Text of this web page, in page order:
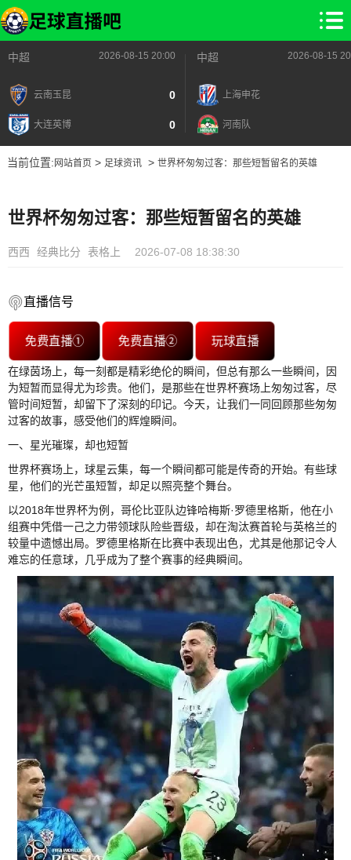
中超 2026-08-15 20:00
云南玉昆 0
大连英博 0
中超 2026-08-15
上海申花
河南队
当前位置: 网站首页> 足球资讯> 世界杯匆匆过客：那些短暂留名的英雄
世界杯匆匆过客：那些短暂留名的英雄
西西 经典比分 表格上 2026-07-08 18:38:30
直播信号
免费直播① 免费直播② 玩球直播
在绿茵场上，每一刻都是精彩绝伦的瞬间，但总有那么一些瞬间，因
为短暂而显得尤为珍贵。他们，是那些在世界杯赛场上匆匆过客，尽
管时间短暂，却留下了深刻的印记。今天，让我们一同回顾那些匆匆
过客的故事，感受他们的辉煌瞬间。
一、星光璀璨，却也短暂
世界杯赛场上，球星云集，每一个瞬间都可能是传奇的开始。有些球
星，他们的光芒虽短暂，却足以照亮整个舞台。
以2018年世界杯为例，哥伦比亚队边锋哈梅斯·罗德里格斯，他在小
组赛中凭借一己之力带领球队险些晋级，却在淘汰赛首轮与英格兰的
较量中遗憾出局。罗德里格斯在比赛中表现出色，尤其是他那记令人
难忘的任意球，几乎成为了整个赛事的经典瞬间。